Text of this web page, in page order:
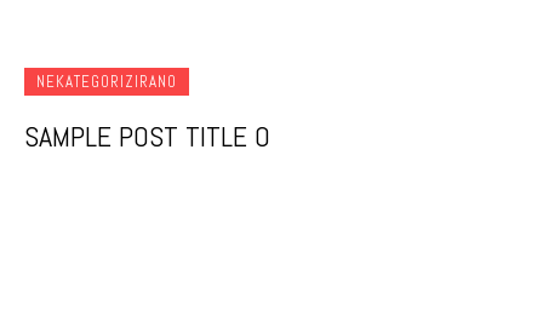
NEKATEGORIZIRANO
SAMPLE POST TITLE 0